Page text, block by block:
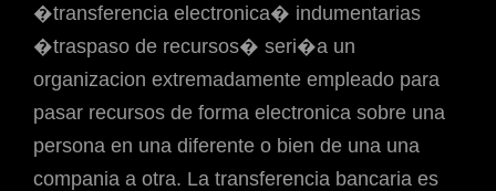
�transferencia electronica� indumentarias
�traspaso de recursos� seri�a un
organizacion extremadamente empleado para
pasar recursos de forma electronica sobre una
persona en una diferente o bien de una una
compania a otra. La transferencia bancaria es